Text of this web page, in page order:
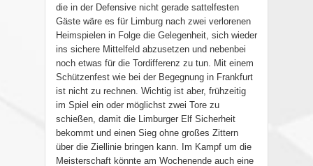
die in der Defensive nicht gerade sattelfesten
Gäste wäre es für Limburg nach zwei verlorenen
Heimspielen in Folge die Gelegenheit, sich wieder
ins sichere Mittelfeld abzusetzen und nebenbei
noch etwas für die Tordifferenz zu tun. Mit einem
Schützenfest wie bei der Begegnung in Frankfurt
ist nicht zu rechnen. Wichtig ist aber, frühzeitig
im Spiel ein oder möglichst zwei Tore zu
schießen, damit die Limburger Elf Sicherheit
bekommt und einen Sieg ohne großes Zittern
über die Ziellinie bringen kann. Im Kampf um die
Meisterschaft könnte am Wochenende auch eine